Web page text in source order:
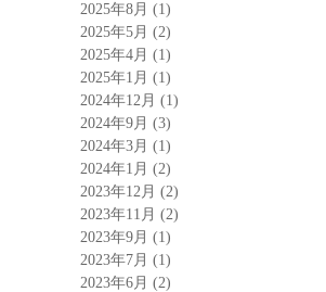
2025年8月 (1)
2025年5月 (2)
2025年4月 (1)
2025年1月 (1)
2024年12月 (1)
2024年9月 (3)
2024年3月 (1)
2024年1月 (2)
2023年12月 (2)
2023年11月 (2)
2023年9月 (1)
2023年7月 (1)
2023年6月 (2)